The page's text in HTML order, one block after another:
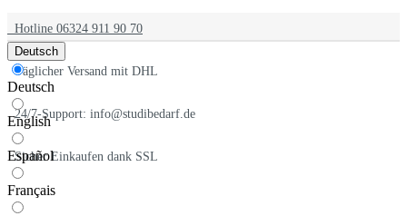
Hotline 06324 911 90 70
Täglicher Versand mit DHL
24/7-Support: info@studibedarf.de
Sicher Einkaufen dank SSL
Deutsch
Deutsch
English
Español
Français